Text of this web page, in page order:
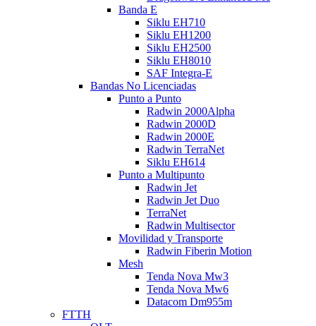
Banda E
Siklu EH710
Siklu EH1200
Siklu EH2500
Siklu EH8010
SAF Integra-E
Bandas No Licenciadas
Punto a Punto
Radwin 2000Alpha
Radwin 2000D
Radwin 2000E
Radwin TerraNet
Siklu EH614
Punto a Multipunto
Radwin Jet
Radwin Jet Duo
TerraNet
Radwin Multisector
Movilidad y Transporte
Radwin Fiberin Motion
Mesh
Tenda Nova Mw3
Tenda Nova Mw6
Datacom Dm955m
FTTH